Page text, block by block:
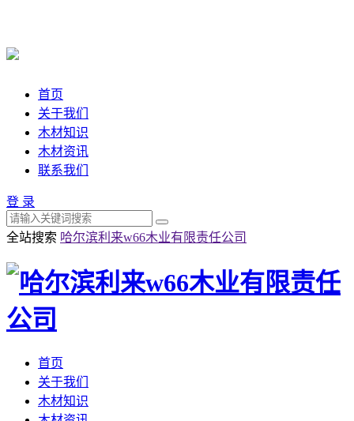
首页
关于我们
木材知识
木材资讯
联系我们
登 录
全站搜索 哈尔滨利来w66木业有限责任公司
首页
关于我们
木材知识